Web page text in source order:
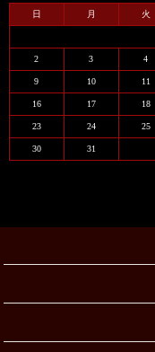
日 月 火
2 3 4
9 10 11
16 17 18
23 24 25
30 31